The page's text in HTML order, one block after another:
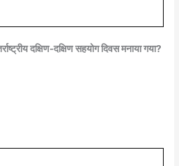
दक्षिण-दक्षिण सहयोग दिवस मनाया गया?